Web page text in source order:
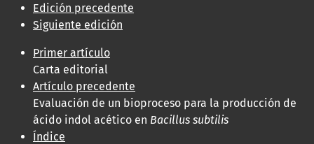
Edición precedente
Siguiente edición
Primer artículo
Carta editorial
Artículo precedente
Evaluación de un bioproceso para la producción de
ácido indol acético en Bacillus subtilis
Índice